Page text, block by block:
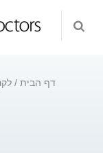
דף הבית